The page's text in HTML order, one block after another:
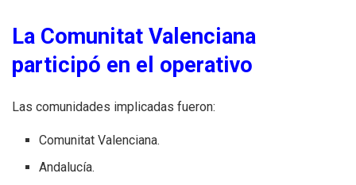
La Comunitat Valenciana
participó en el operativo
Las comunidades implicadas fueron:
Comunitat Valenciana.
Andalucía.